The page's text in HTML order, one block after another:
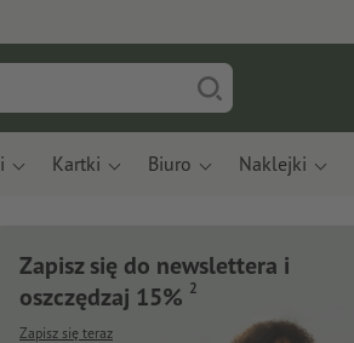
Kartki Biuro Naklejki
Zapisz się do newslettera i
oszczędzaj 15% 2
Zapisz się teraz